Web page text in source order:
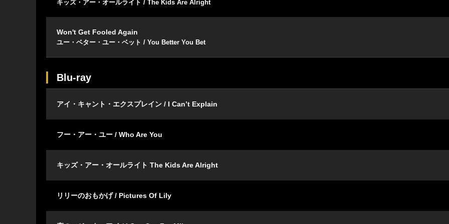
キッズ・アー・オールライト / The Kids Are Alright
Won't Get Fooled Again
ユー・ベター・ユー・ベット / You Better You Bet
Blu-ray
アイ・キャント・エクスプレイン / I Can’t Explain
フー・アー・ユー / Who Are You
キッズ・アー・オールライト The Kids Are Alright
リリーのおもかげ / Pictures Of Lily